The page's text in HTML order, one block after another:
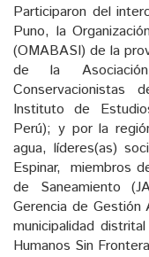
Participaron del
Puno, la
(OMABASI) de la
de la
Instituto de
Perú); y por la
agua, líderes(as)
Espinar, miembros
de Saneamiento
Gerencia de Gestión
municipalidad
Humanos Sin